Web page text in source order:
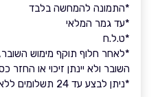
*התמונה להמחשה בלבד
*עד גמר המלאי
*ט.ל.ח
*לאחר חלוף תוקף מימוש
השובר ולא יינתן זיכוי או החזר
*ניתן לבצע עד 24 תשלומים ללא ריבית